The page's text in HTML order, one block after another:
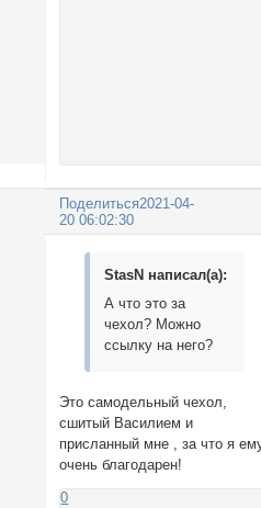
Поделиться2021-04-
20 06:02:30
StasN написал(а):
А что это за
чехол? Можно
ссылку на него?
Это самодельный чехол,
сшитый Василием и
присланный мне , за что я
очень благодарен!
0